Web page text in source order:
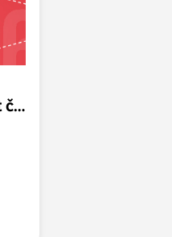
100 statečných - Host č. 50 - Petr Bláha 07.06.2014